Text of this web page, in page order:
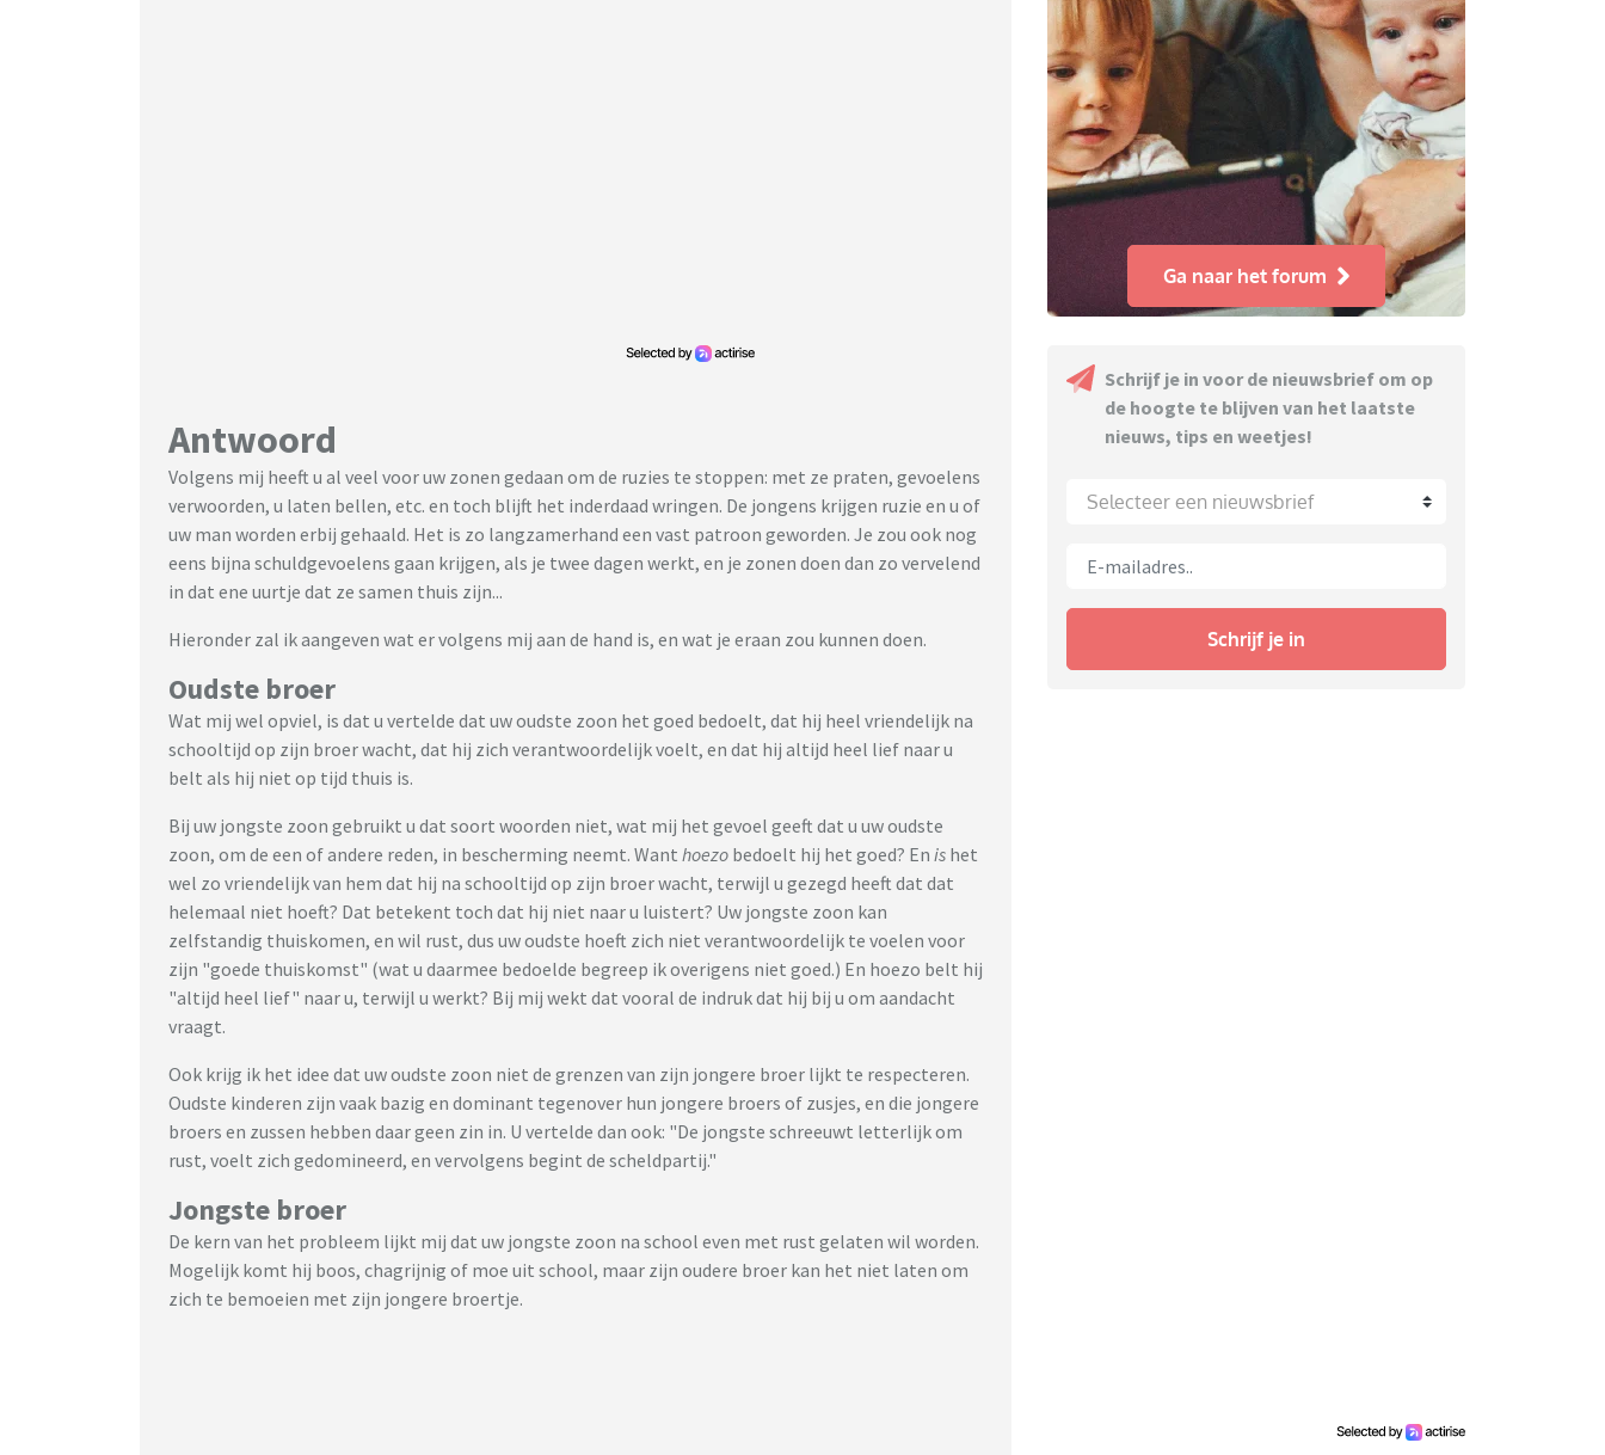
Antwoord
Volgens mij heeft u al veel voor uw zonen gedaan om de ruzies te stoppen: met ze praten, gevoelens
verwoorden, u laten bellen, etc. en toch blijft het inderdaad wringen. De jongens krijgen ruzie en u of
uw man worden erbij gehaald. Het is zo langzamerhand een vast patroon geworden. Je zou ook nog
eens bijna schuldgevoelens gaan krijgen, als je twee dagen werkt, en je zonen doen dan zo vervelend
in dat ene uurtje dat ze samen thuis zijn...
Hieronder zal ik aangeven wat er volgens mij aan de hand is, en wat je eraan zou kunnen doen.
Oudste broer
Wat mij wel opviel, is dat u vertelde dat uw oudste zoon het goed bedoelt, dat hij heel vriendelijk na
schooltijd op zijn broer wacht, dat hij zich verantwoordelijk voelt, en dat hij altijd heel lief naar u
belt als hij niet op tijd thuis is.
Bij uw jongste zoon gebruikt u dat soort woorden niet, wat mij het gevoel geeft dat u uw oudste
zoon, om de een of andere reden, in bescherming neemt. Want hoezo bedoelt hij het goed? En is het
wel zo vriendelijk van hem dat hij na schooltijd op zijn broer wacht, terwijl u gezegd heeft dat dat
helemaal niet hoeft? Dat betekent toch dat hij niet naar u luistert? Uw jongste zoon kan
zelfstandig thuiskomen, en wil rust, dus uw oudste hoeft zich niet verantwoordelijk te voelen voor
zijn "goede thuiskomst" (wat u daarmee bedoelde begreep ik overigens niet goed.) En hoezo belt hij
"altijd heel lief" naar u, terwijl u werkt? Bij mij wekt dat vooral de indruk dat hij bij u om aandacht
vraagt.
Ook krijg ik het idee dat uw oudste zoon niet de grenzen van zijn jongere broer lijkt te respecteren.
Oudste kinderen zijn vaak bazig en dominant tegenover hun jongere broers of zusjes, en die jongere
broers en zussen hebben daar geen zin in. U vertelde dan ook: "De jongste schreeuwt letterlijk om
rust, voelt zich gedomineerd, en vervolgens begint de scheldpartij."
Jongste broer
De kern van het probleem lijkt mij dat uw jongste zoon na school even met rust gelaten wil worden.
Mogelijk komt hij boos, chagrijnig of moe uit school, maar zijn oudere broer kan het niet laten om
zich te bemoeien met zijn jongere broertje.
Ga naar het forum
Schrijf je in voor de nieuwsbrief om op
de hoogte te blijven van het laatste
nieuws, tips en weetjes!
Selecteer een nieuwsbrief
Schrijf je in